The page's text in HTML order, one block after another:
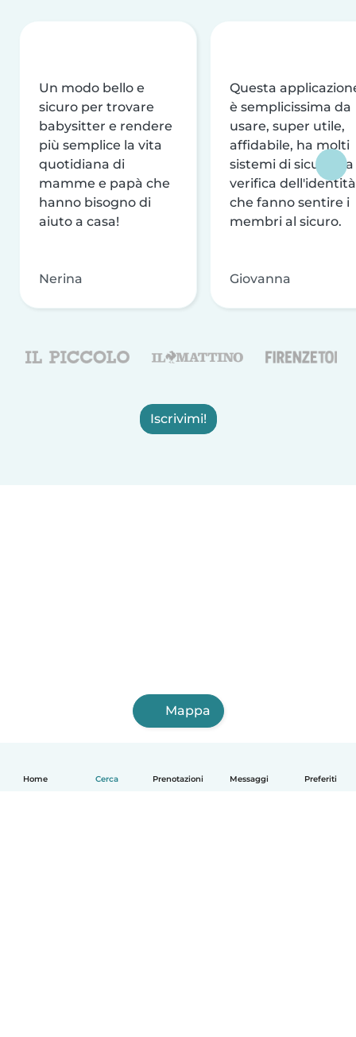
Home Cerca Prenotazioni Messaggi Preferiti
Un modo bello e
sicuro per trovare
babysitter e rendere
più semplice la vita
quotidiana di
mamme e papà che
hanno bisogno di
aiuto a casa!
Nerina
Questa
è semplicissima da
usare, super utile,
affidabile, ha molti
sistemi di sicurezza
verifica dell'identità
che fanno sentire i
membri al sicuro.
Giovanna
Iscrivimi!
Mappa